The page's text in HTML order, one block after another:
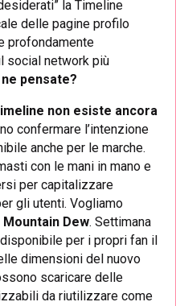
la Timeline
delle pagine profilo
profondamente
social network più
pensate?
non esiste ancora
confermare l’intenzione
anche per le marche.
con le mani in mano e
per capitalizzare
gli utenti. Vogliamo
Mountain Dew. Settimana
per i propri fan il
dimensioni del nuovo
scaricare delle
da riutilizzare come